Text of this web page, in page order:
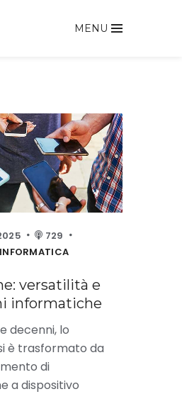
MENU
729
versatilità e
informatiche
decenni, lo
è trasformato da
di
a dispositivo